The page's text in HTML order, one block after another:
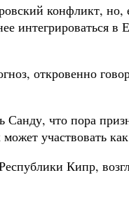
конфликт,
в
откровенно
что пора
участвовать
Кипр,